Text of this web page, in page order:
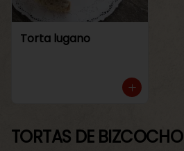
Torta lugano
TORTAS DE BIZCOCHO